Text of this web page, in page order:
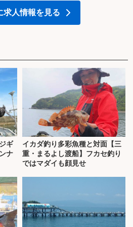
求人情報を見る
ギ
ナ
イカダ釣り多彩魚種と対面【三
重・まるよし渡船】フカセ釣り
ではマダイも顔見せ